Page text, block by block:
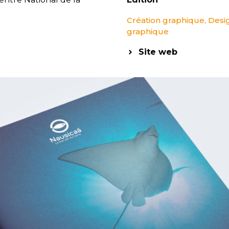
Création graphique,
graphique
Site web